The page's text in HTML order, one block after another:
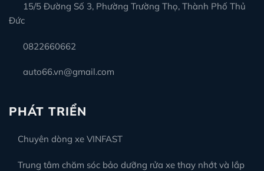
15/5 Đường Số 3, Phường Trường Thọ, Thành Phố Thủ
Đức
0822660662
auto66.vn@gmail.com
PHÁT TRIỂN
Chuyên dòng xe VINFAST
Trung tâm chăm sóc bảo dưỡng rửa xe thay nhớt và lắp